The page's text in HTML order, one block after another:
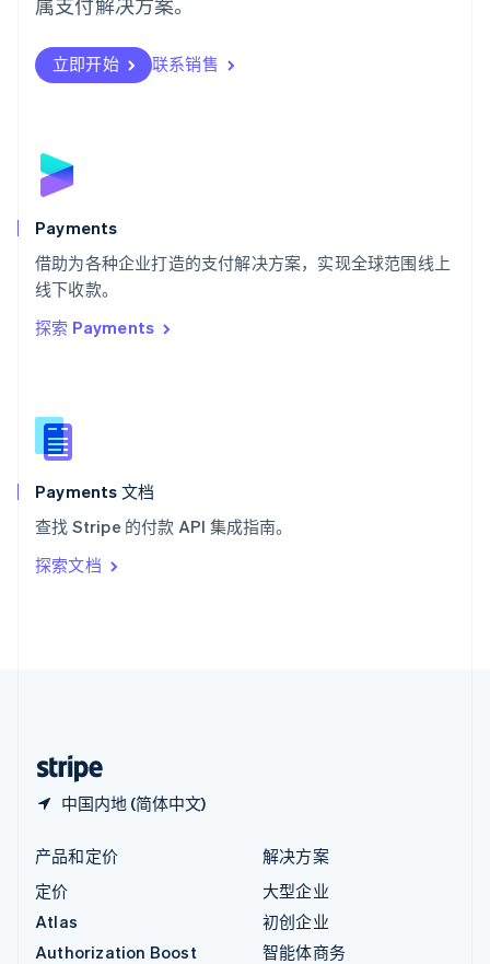
属支付解决方案。
立即开始 联系销售
Payments
借助为各种企业打造的支付解决方案，实现全球范围线上
线下收款。
探索 Payments
Payments 文档
查找 Stripe 的付款 API 集成指南。
探索文档
中国内地 (简体中文)
瑞典
瑞士
DeutschFrançais
English
斯洛文尼亚
泰国
ไทยEnglish
希腊
English
西班牙
新西兰
English
匈牙利
English
ItalianoEnglish
印度
English
产品和定价
定价
Atlas
Authorization Boost
解决方案
大型企业
初创企业
智能体商务